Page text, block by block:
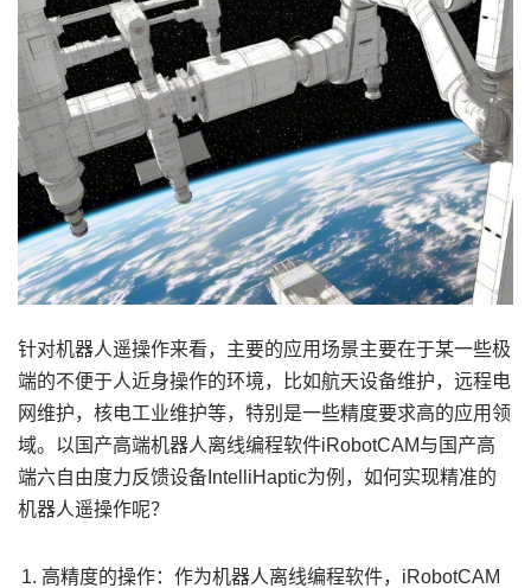
针对机器人遥操作来看，主要的应用场景主要在于某一些极
端的不便于人近身操作的环境，比如航天设备维护，远程电
网维护，核电工业维护等，特别是一些精度要求高的应用领
域。以国产高端机器人离线编程软件iRobotCAM与国产高
端六自由度力反馈设备IntelliHaptic为例，如何实现精准的
机器人遥操作呢？
高精度的操作：作为机器人离线编程软件，iRobotCAM